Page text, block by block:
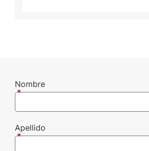
Nombre
Apellido